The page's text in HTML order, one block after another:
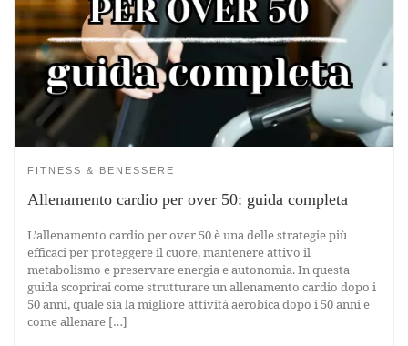
FITNESS & BENESSERE
Allenamento cardio per over 50: guida completa
L’allenamento cardio per over 50 è una delle strategie più
efficaci per proteggere il cuore, mantenere attivo il
metabolismo e preservare energia e autonomia. In questa
guida scoprirai come strutturare un allenamento cardio dopo i
50 anni, quale sia la migliore attività aerobica dopo i 50 anni e
come allenare […]